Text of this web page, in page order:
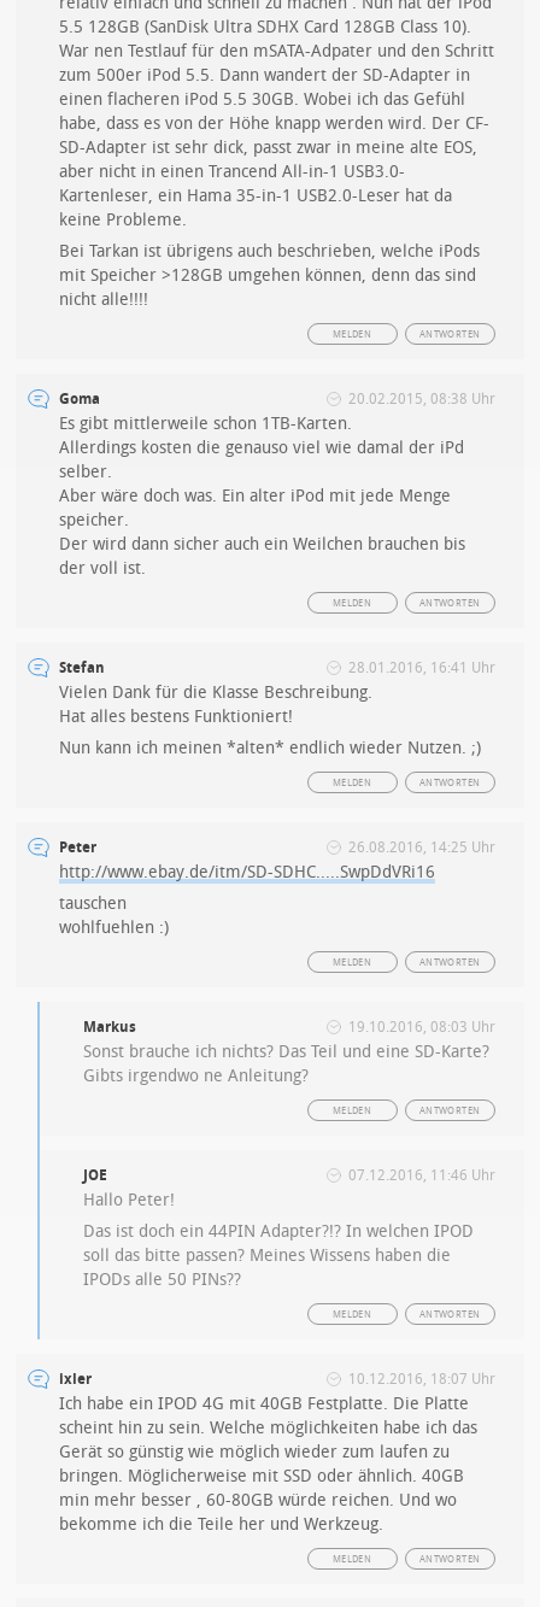
5.5 128GB (SanDisk Ultra SDHX Card 128GB Class 10).
War nen Testlauf für den mSATA-Adpater und den Schritt
zum 500er iPod 5.5. Dann wandert der SD-Adapter in
einen flacheren iPod 5.5 30GB. Wobei ich das Gefühl
habe, dass es von der Höhe knapp werden wird. Der CF-
SD-Adapter ist sehr dick, passt zwar in meine alte EOS,
aber nicht in einen Trancend All-in-1 USB3.0-
Kartenleser, ein Hama 35-in-1 USB2.0-Leser hat da
keine Probleme.
Bei Tarkan ist übrigens auch beschrieben, welche iPods
mit Speicher >128GB umgehen können, denn das sind
nicht alle!!!!
ANTWORTEN
MELDEN
Goma 20.02.2015, 08:38 Uhr
Es gibt mittlerweile schon 1TB-Karten.
Allerdings kosten die genauso viel wie damal der iPd
selber.
Aber wäre doch was. Ein alter iPod mit jede Menge
speicher.
Der wird dann sicher auch ein Weilchen brauchen bis
der voll ist.
ANTWORTEN
MELDEN
Stefan 28.01.2016, 16:41 Uhr
Vielen Dank für die Klasse Beschreibung.
Hat alles bestens Funktioniert!
Nun kann ich meinen *alten* endlich wieder Nutzen. ;)
ANTWORTEN
MELDEN
Peter 26.08.2016, 14:25 Uhr
http://www.ebay.de/itm/SD-SDHC.....SwpDdVRi16
tauschen
wohlfuehlen :)
ANTWORTEN
MELDEN
Markus 19.10.2016, 08:03 Uhr
Sonst brauche ich nichts? Das Teil und eine SD-Karte?
Gibts irgendwo ne Anleitung?
ANTWORTEN
MELDEN
JOE 07.12.2016, 11:46 Uhr
Hallo Peter!
Das ist doch ein 44PIN Adapter?!? In welchen IPOD
soll das bitte passen? Meines Wissens haben die
IPODs alle 50 PINs??
ANTWORTEN
MELDEN
ixler 10.12.2016, 18:07 Uhr
Ich habe ein IPOD 4G mit 40GB Festplatte. Die Platte
scheint hin zu sein. Welche möglichkeiten habe ich das
Gerät so günstig wie möglich wieder zum laufen zu
bringen. Möglicherweise mit SSD oder ähnlich. 40GB
min mehr besser , 60-80GB würde reichen. Und wo
bekomme ich die Teile her und Werkzeug.
ANTWORTEN
MELDEN